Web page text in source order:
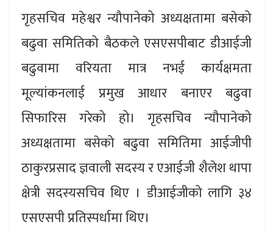
गृहसचिव महेश्वर न्यौपानेको अध्यक्षतामा बसेको
बढुवा समितिको बैठकले एसएसपीबाट डीआईजी
बढुवामा वरियता मात्र नभई कार्यक्षमता
मूल्यांकनलाई प्रमुख आधार बनाएर बढुवा
सिफारिस गरेको हो। गृहसचिव न्यौपानेको
अध्यक्षतामा बसेको बढुवा समितिमा आईजीपी
ठाकुरप्रसाद ज्ञवाली सदस्य र एआईजी शैलेश थापा
क्षेत्री सदस्यसचिव थिए । डीआईजीको लागि ३४
एसएसपी प्रतिस्पर्धामा थिए।